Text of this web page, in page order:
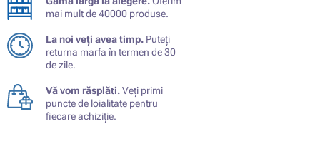
mai mult de 40000 produse.
La noi veți avea timp. Puteți
returna marfa în termen de 30
de zile.
Vă vom răsplăti.Veți primi
puncte de loialitate pentru
fiecare achiziție.